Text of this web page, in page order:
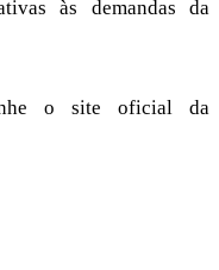
às demandas da
o site oficial da